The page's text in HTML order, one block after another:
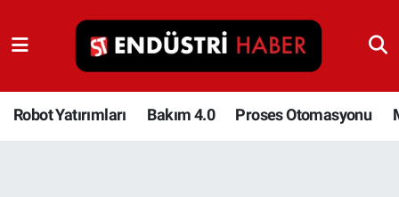
Robot Yatırımları Bakım 4.0 Proses Otomasyonu
Robot Yatırımları
Bakım 4.0